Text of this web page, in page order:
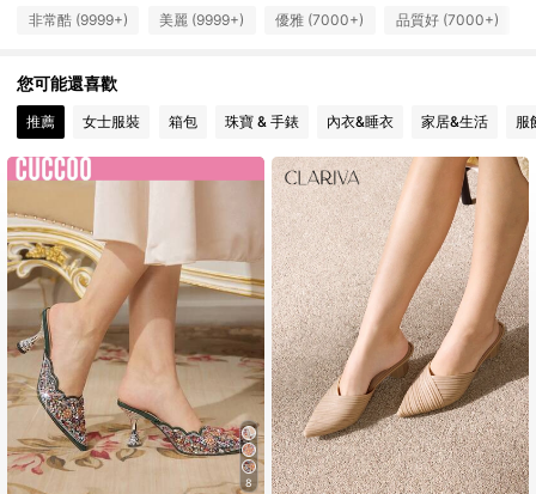
156K 追蹤者
4.90 156K 追蹤者
非常酷 (9999+) 美麗 (9999+) 優雅 (7000+) 品質好 (7000+)
您可能還喜歡
推薦 女士服裝 箱包 珠寶 & 手錶 內衣&睡衣 家居&生活 服
8